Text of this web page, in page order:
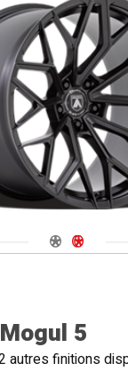
Navigate 1
Navigate 2
5
autres finitions